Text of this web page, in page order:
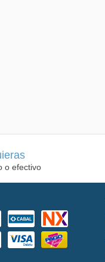
o efectivo